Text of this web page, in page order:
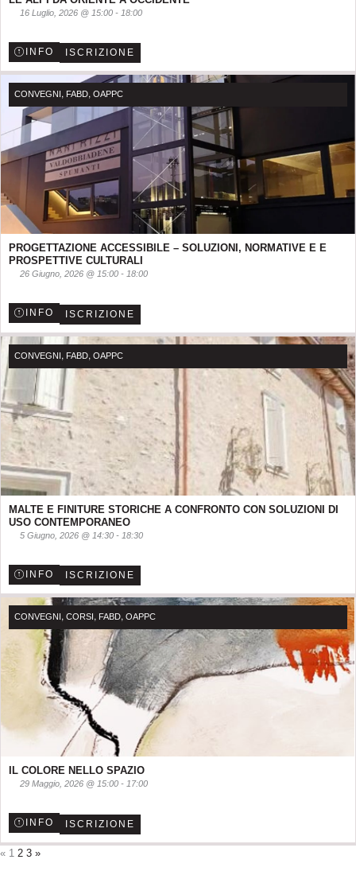
16 Luglio, 2026 @ 15:00 - 18:00
INFO ISCRIZIONE
CONVEGNI , FABD, OAPPC
PROGETTAZIONE ACCESSIBILE – SOLUZIONI, NORMATIVE E E
PROSPETTIVE CULTURALI
26 Giugno, 2026 @ 15:00 - 18:00
INFO ISCRIZIONE
CONVEGNI, FABD, OAPPC
MALTE E FINITURE STORICHE A CONFRONTO CON SOLUZIONI DI
USO CONTEMPORANEO
5 Giugno, 2026 @ 14:30 - 18:30
INFO ISCRIZIONE
CONVEGNI , CORSI , FABD, OAPPC
IL COLORE NELLO SPAZIO
29 Maggio, 2026 @ 15:00 - 17:00
INFO ISCRIZIONE
« 1 2 3 »